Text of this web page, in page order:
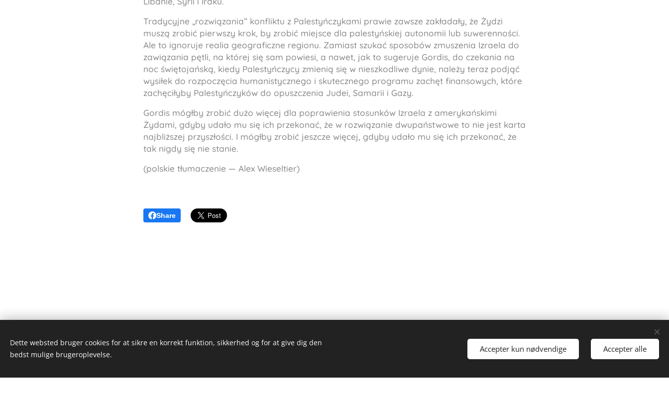
Tradycyjne „rozwiązania” konfliktu z Palestyńczykami prawie zawsze zakładały, że Żydzi
muszą zrobić pierwszy krok, by zrobić miejsce dla palestyńskiej autonomii lub suwerenności.
Ale to ignoruje realia geograficzne regionu. Zamiast szukać sposobów zmuszenia Izraela do
zawiązania pętli, na której się sam powiesi, a nawet, jak to sugeruje Gordis, do czekania na
noc świętojańską, kiedy Palestyńczycy zmienią się w nieszkodliwe dynie, należy teraz podjąć
wysiłek do rozpoczęcia humanistycznego i skutecznego programu zachęt finansowych, które
zachęciłyby Palestyńczyków do opuszczenia Judei, Samarii i Gazy.
Gordis mógłby zrobić dużo więcej dla poprawienia stosunków Izraela z amerykańskimi
Żydami, gdyby udało mu się ich przekonać, że w rozwiązanie dwupaństwowe to nie jest karta
najbliższej przyszłości. I mógłby zrobić jeszcze więcej, gdyby udało mu się ich przekonać, że
tak nigdy się nie stanie.
(polskie tłumaczenie — Alex Wieseltier)
Share
Alex Wieseltier - Uredte tanker
Alle rettigheder forbeholdes 2019
Drevet af Webnode
Dette websted bruger cookies for at sikre en korrekt funktion, sikkerhed og for at give dig den
bedst mulige brugeroplevelse.
Accepter kun nødvendige Accepter alle